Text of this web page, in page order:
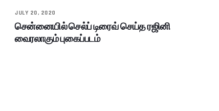
JULY 20, 2020
சென்னையில் செல்ப் டிரைவ் செய்த ரஜினி
வைரலாகும் புகைப்படம்